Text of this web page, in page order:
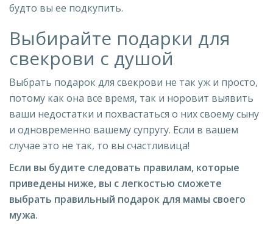
будто вы ее подкупить.
Выбирайте подарки для
свекрови с душой
Выбрать подарок для свекрови не так уж и просто,
потому как она все время, так и норовит выявить
ваши недостатки и похвастаться о них своему сыну
и одновременно вашему супругу. Если в вашем
случае это не так, то вы счастливица!
Если вы будите следовать правилам, которые
приведены ниже, вы с легкостью сможете
выбрать правильный подарок для мамы своего
мужа.